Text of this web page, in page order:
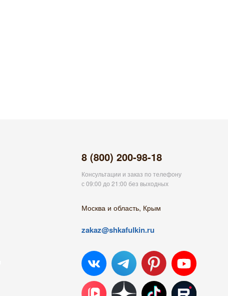
8 (800) 200-98-18
Консультации и заказ по телефону
с 09:00 до 21:00 без выходных
Москва и область, Крым
zakaz@shkafulkin.ru